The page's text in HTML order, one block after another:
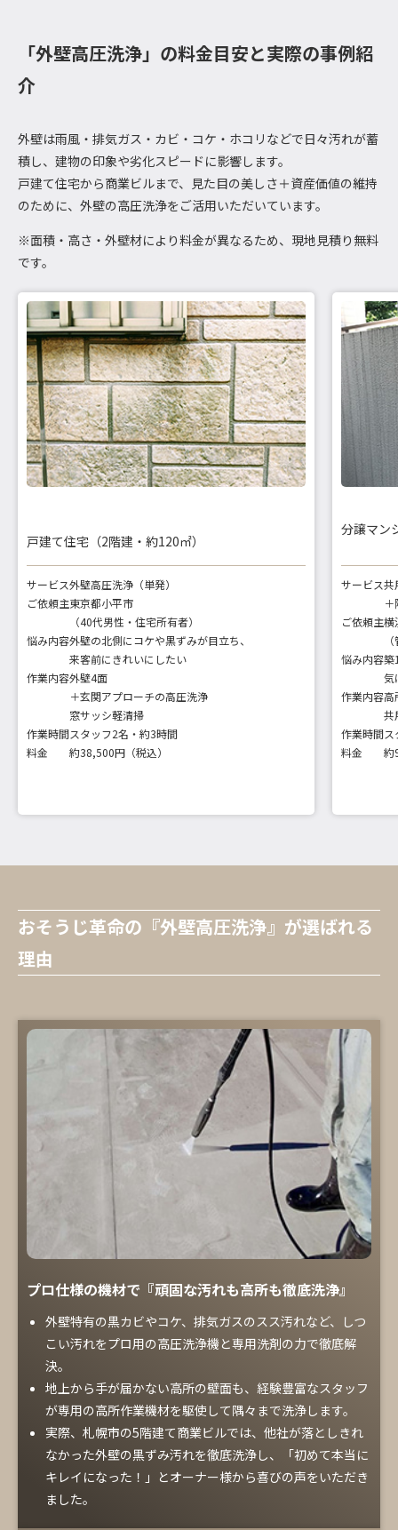
「外壁高圧洗浄」の料金目安と実際の事例紹
介
外壁は雨風・排気ガス・カビ・コケ・ホコリなどで日々汚れが蓄
積し、建物の印象や劣化スピードに影響します。
戸建て住宅から商業ビルまで、見た目の美しさ＋資産価値の維持
のために、外壁の高圧洗浄をご活用いただいています。
※面積・高さ・外壁材により料金が異なるため、現地見積り無料
です。
戸建て住宅（2階建・約120㎡）
サービス外壁高圧洗浄（単発）
ご依頼主東京都小平市
（40代男性・住宅所有者）
悩み内容外壁の北側にコケや黒ずみが目立ち、
来客前にきれいにしたい
作業内容外壁4面
＋玄関アプローチの高圧洗浄
窓サッシ軽清掃
作業時間スタッフ2名・約3時間
料金
約38,500円（税込）
分譲マン
サービス共
ご依頼主横
悩み内容築
気
作業内容高
共
作業時間
料金
約
おそうじ革命の『外壁高圧洗浄』が選ばれる
理由
プロ仕様の機材で『頑固な汚れも高所も徹底洗浄』
外壁特有の黒カビやコケ、排気ガスのスス汚れなど、しつ
こい汚れをプロ用の高圧洗浄機と専用洗剤の力で徹底解
決。
地上から手が届かない高所の壁面も、経験豊富なスタッフ
が専用の高所作業機材を駆使して隅々まで洗浄します。
実際、札幌市の5階建て商業ビルでは、他社が落としきれ
なかった外壁の黒ずみ汚れを徹底洗浄し、「初めて本当に
キレイになった！」とオーナー様から喜びの声をいただき
ました。